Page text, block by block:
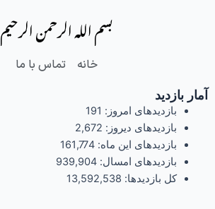
بسم الله الرحمن الرحیم
خانه تماس با ما
آمار بازدید
بازدیدهای امروز: 191
بازدیدهای دیروز: 2,672
بازدیدهای این ماه: 161,774
بازدیدهای امسال: 939,904
کل بازدیدها: 13,592,538